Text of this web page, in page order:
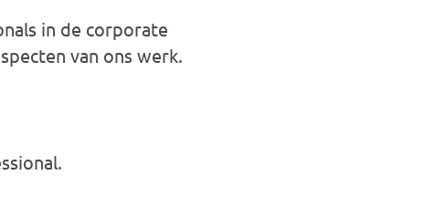
in de corporate
van ons werk.